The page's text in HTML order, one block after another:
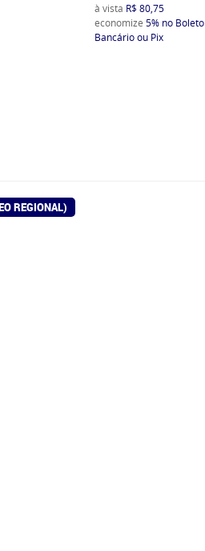
à vista R$ 80,75
economize5% no Boleto
Bancário ou Pix
REGIONAL)